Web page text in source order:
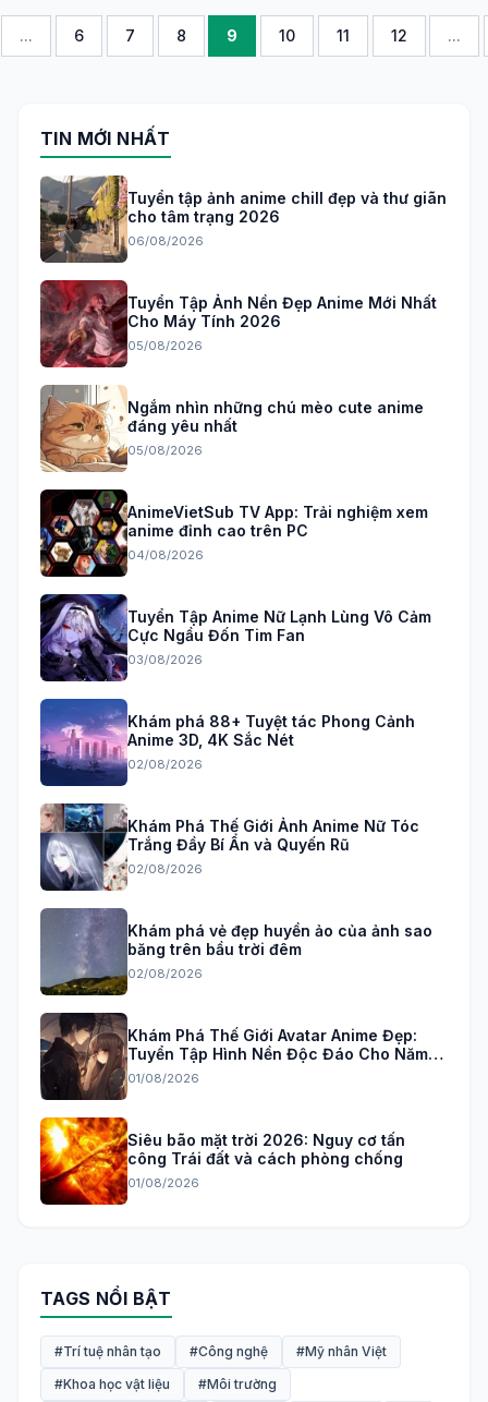
... 6 7 8 9 10 11 12 ...
TIN MỚI NHẤT
Tuyển tập ảnh anime chill đẹp và thư giãn
cho tâm trạng 2026
06/08/2026
Tuyển Tập Ảnh Nền Đẹp Anime Mới Nhất
Cho Máy Tính 2026
05/08/2026
Ngắm nhìn những chú mèo cute anime
đáng yêu nhất
05/08/2026
AnimeVietSub TV App: Trải nghiệm xem
anime đỉnh cao trên PC
04/08/2026
Tuyển Tập Anime Nữ Lạnh Lùng Vô Cảm
Cực Ngầu Đốn Tim Fan
03/08/2026
Khám phá 88+ Tuyệt tác Phong Cảnh
Anime 3D, 4K Sắc Nét
02/08/2026
Khám Phá Thế Giới Ảnh Anime Nữ Tóc
Trắng Đầy Bí Ẩn và Quyến Rũ
02/08/2026
Khám phá vẻ đẹp huyền ảo của ảnh sao
băng trên bầu trời đêm
02/08/2026
Khám Phá Thế Giới Avatar Anime Đẹp:
Tuyển Tập Hình Nền Độc Đáo Cho Năm
2026
01/08/2026
Siêu bão mặt trời 2026: Nguy cơ tấn
công Trái đất và cách phòng chống
01/08/2026
TAGS NỔI BẬT
#Trí tuệ nhân tạo #Công nghệ
#Mỹ nhân Việt
#Khoa học vật liệu
#Môi trường